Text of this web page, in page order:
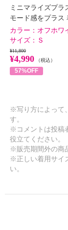
ミニマライズプラ
モード感をプラス
カラー： オフホワ
サイズ： Ｓ
¥11,800
¥4,990 （税込）
57%OFF
※写り方によって
す。
※コメントは投稿
役立てください。
※販売期間外の商
※正しい着用サイ
い。